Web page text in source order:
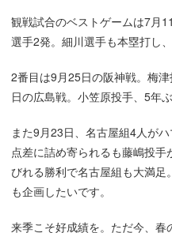
観戦試合のベストゲームは7月
選手2発。細川選手も本塁打し
2番目は9月25日の阪神戦。梅
日の広島戦。小笠原投手、5年
また9月23日、名古屋組4人が
点差に詰め寄られるも藤嶋投
びれる勝利で名古屋組も大満
も企画したいです。
来季こそ好成績を。ただ今、